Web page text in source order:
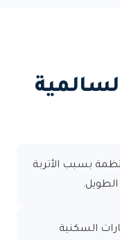
بسبب الأتربة
السكنية